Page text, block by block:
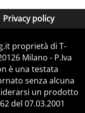
Privacy policy
proprietà di T-
Milano - P.Iva
è una testata
senza alcuna
un prodotto
del 07.03.2001